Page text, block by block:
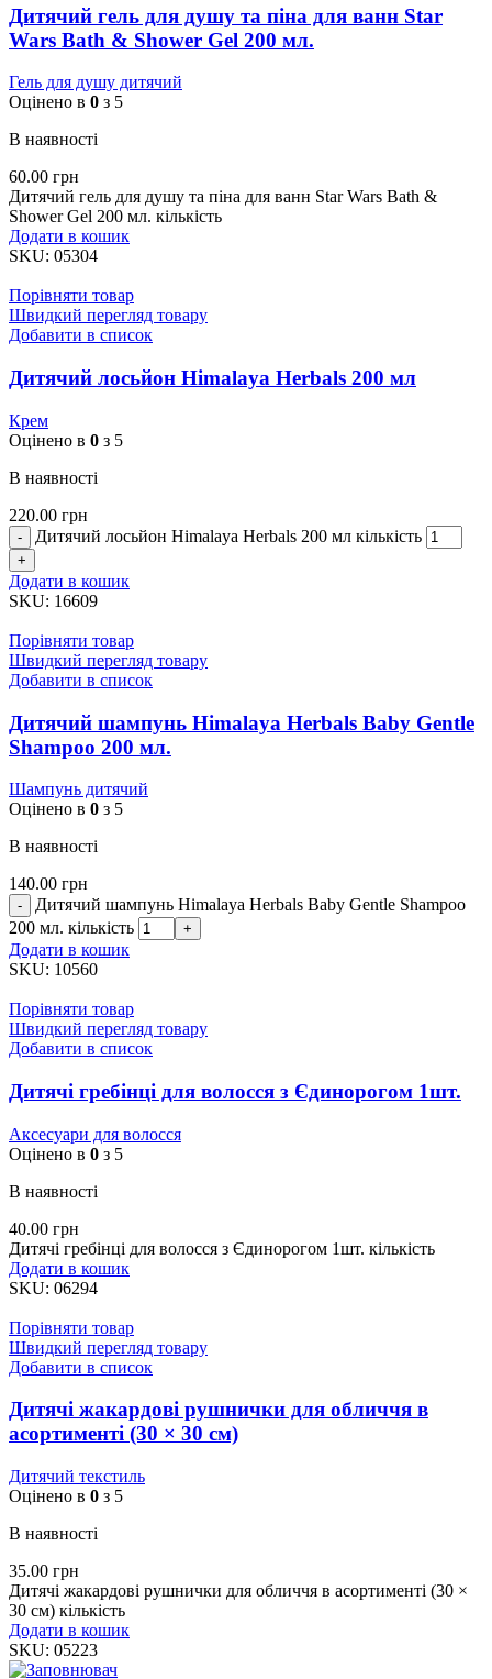
Дитячий гель для душу та піна для ванн Star
Wars Bath & Shower Gel 200 мл.
Гель для душу дитячий
Оцінено в 0 з 5
В наявності
60.00 грн
Дитячий гель для душу та піна для ванн Star Wars Bath &
Shower Gel 200 мл. кількість
Додати в кошик
SKU: 05304
Порівняти товар
Швидкий перегляд товару
Добавити в список
Дитячий лосьйон Himalaya Herbals 200 мл
Крем
Оцінено в 0 з 5
В наявності
220.00 грн
Дитячий лосьйон Himalaya Herbals 200 мл кількість
Додати в кошик
SKU: 16609
Порівняти товар
Швидкий перегляд товару
Добавити в список
Дитячий шампунь Himalaya Herbals Baby Gentle
Shampoo 200 мл.
Шампунь дитячий
Оцінено в 0 з 5
В наявності
140.00 грн
Дитячий шампунь Himalaya Herbals Baby Gentle Shampoo
200 мл. кількість
Додати в кошик
SKU: 10560
Порівняти товар
Швидкий перегляд товару
Добавити в список
Дитячі гребінці для волосся з Єдинорогом 1шт.
Аксесуари для волосся
Оцінено в 0 з 5
В наявності
40.00 грн
Дитячі гребінці для волосся з Єдинорогом 1шт. кількість
Додати в кошик
SKU: 06294
Порівняти товар
Швидкий перегляд товару
Добавити в список
Дитячі жакардові рушнички для обличчя в
асортименті (30 × 30 см)
Дитячий текстиль
Оцінено в 0 з 5
В наявності
35.00 грн
Дитячі жакардові рушнички для обличчя в асортименті (30 ×
30 см) кількість
Додати в кошик
SKU: 05223